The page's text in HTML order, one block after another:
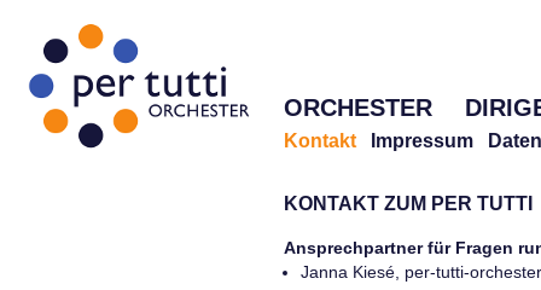
ORCHESTER
Kontakt Impressum
KONTAKT ZUM PER TUTTI
Ansprechpartner für Fragen
Janna Kiesé, per-tutti-